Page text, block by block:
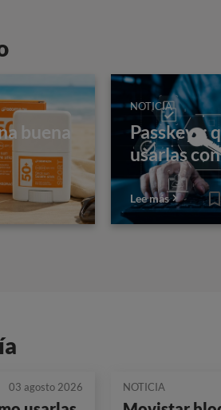
buena
NOTICIA
Passkeys:
usarlas
Lee más
03 agosto 2026 NOTICIA